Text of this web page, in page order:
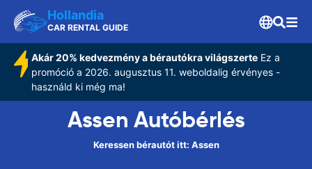
Hollandia
CAR RENTAL GUIDE
Akár 20% kedvezmény a bérautókra világszerteEz a
promóció a 2026. augusztus 11. weboldalig érvényes -
használd ki még ma!
Assen Autóbérlés
Keressen bérautót itt: Assen